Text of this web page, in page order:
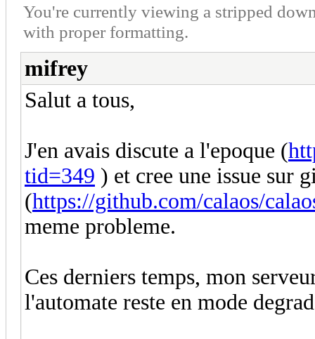
You're currently viewing a stripped
with proper formatting.
mifrey
Salut a tous,
J'en avais discute a l'epoque (
tid=349 ) et cree une issue sur
(https://github.com/calaos/
meme probleme.
Ces derniers temps, mon
l'automate reste en mode